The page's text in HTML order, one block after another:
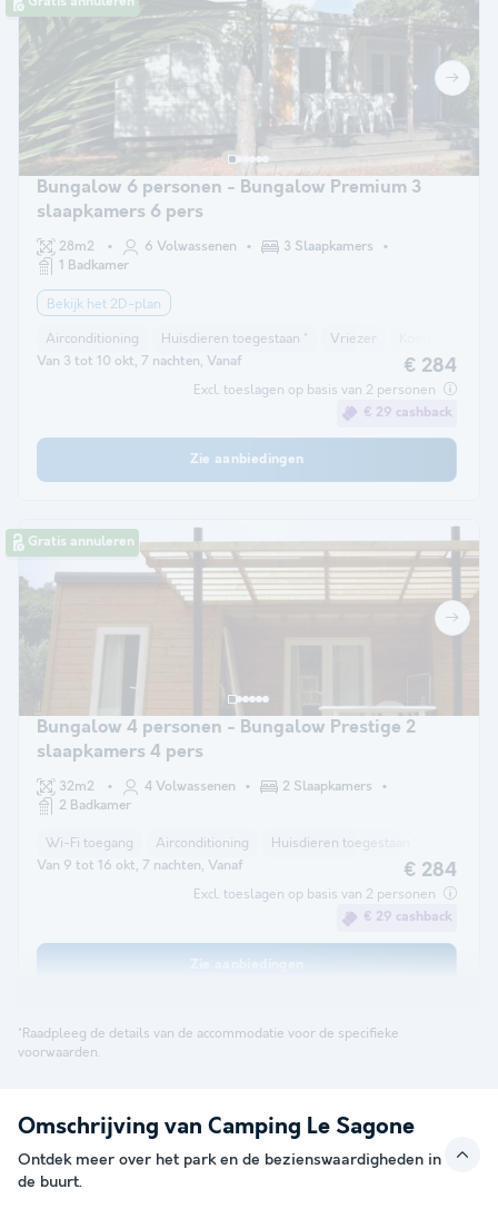
Bungalow 6 personen - Bungalow Premium 3
slaapkamers 6 pers
28m2 6 Volwassenen
3 Slaapkamers
1 Badkamer
Bekijk het 2D-plan
Airconditioning Huisdieren toegestaan * Vriezer
Van 3 tot 10 okt, 7 nachten, Vanaf € 284
Excl. toeslagen op basis van 2 personen
€ 29 cashback
Zie aanbiedingen
Gratis annuleren
Bungalow 4 personen - Bungalow Prestige 2
slaapkamers 4 pers
32m2 4 Volwassenen
2 Slaapkamers
2 Badkamer
Wi-Fi toegang Airconditioning Huisdieren toegestaan *
Van 9 tot 16 okt, 7 nachten, Vanaf € 284
Excl. toeslagen op basis van 2 personen
€ 29 cashback
*Raadpleeg de details van de accommodatie voor de specifieke
voorwaarden.
Omschrijving van Camping Le Sagone
Ontdek meer over het park en de bezienswaardigheden in
de buurt.